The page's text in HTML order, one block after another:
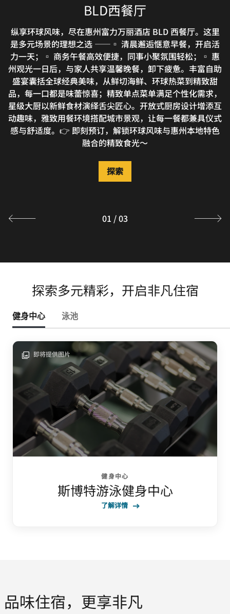
BLD西餐厅
纵享环球风味，尽在惠州富力万丽酒店 BLD 西餐厅。这里
是多元场景的理想之选 ——▫️ 清晨邂逅惬意早餐，开启活
力一天；▫️ 商务午餐高效便捷，同事小聚氛围轻松；▫️ 惠
州观光一日后，与家人共享温馨晚餐，卸下疲惫。丰富自助
盛宴囊括全球经典美味，从鲜切海鲜、环球热菜到精致甜
品，每一口都是味蕾惊喜；精致单点菜单满足个性化需求，
星级大厨以新鲜食材演绎舌尖匠心。开放式厨房设计增添互
动趣味，雅致用餐环境搭配城市景观，让每一餐都兼具仪式
感与舒适度。👉 即刻预订，解锁环球风味与惠州本地特色
融合的精致食光～
探索
WAN LI RESTAURANT
菜与客家菜，招牌点心品类丰富。专业服务团队打造蕴含惠
州本地风味的高端用餐体验。
THE LOUNGE
坐落于酒店大堂，这里是忙碌一天后放松身心、或是悠然度
过周末午后的理想之地。饱览城市绝美风光，尽享精致美
味。
探索
01 /03
探索多元精彩，开启非凡住宿
健身中心 泳池
即将提供图片
健身中心
斯博特游泳健身中心
了解详情
品味住宿，更享非凡